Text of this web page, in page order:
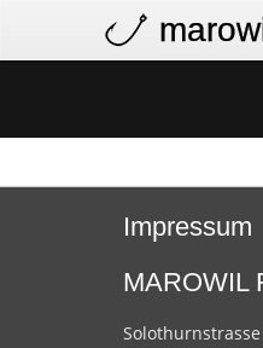
Impressum
MAROWIL
Solothurnstrasse